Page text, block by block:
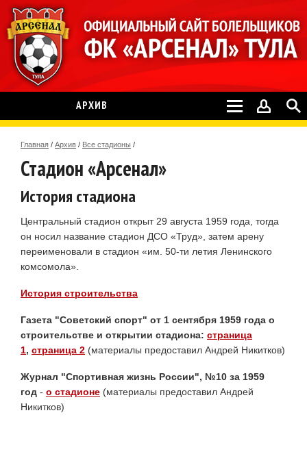
АРХИВ
Главная / Архив / Все стадионы /
Стадион «Арсенал»
История стадиона
Центральный стадион открыт 29 августа 1959 года, тогда
он носил название стадион ДСО «Труд», затем арену
переименовали в стадион «им. 50-ти летия Ленинского
комсомола».
История строительства
Газета "Советский спорт" от 1 сентября 1959 года о
строительстве и открытии стадиона: страница
1, страница 2 (материалы предоставил Андрей Никитков)
Журнал "Спортивная жизнь России", №10 за 1959
год - о стадионе (материалы предоставил Андрей
Никитков)